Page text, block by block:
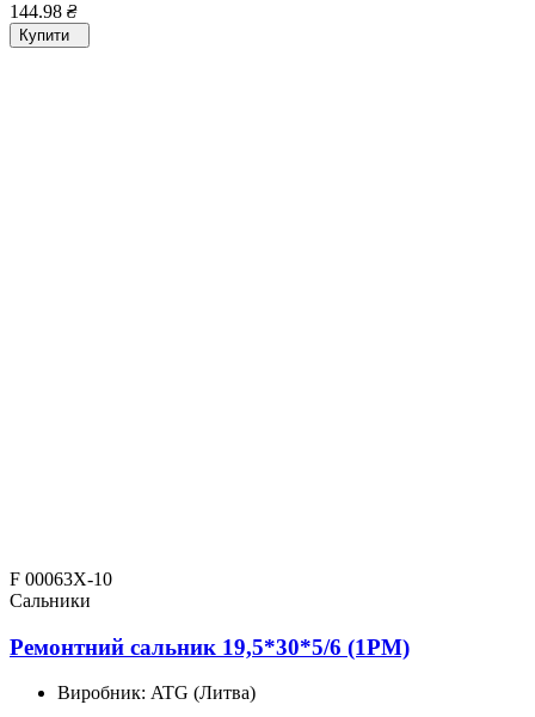
144.98 ₴
Купити
F 00063X-10
Сальники
Ремонтний сальник 19,5*30*5/6 (1PM)
Виробник: ATG (Литва)